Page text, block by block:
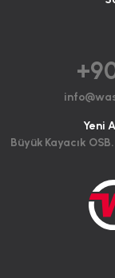
Yeni
Büyük Kayacık